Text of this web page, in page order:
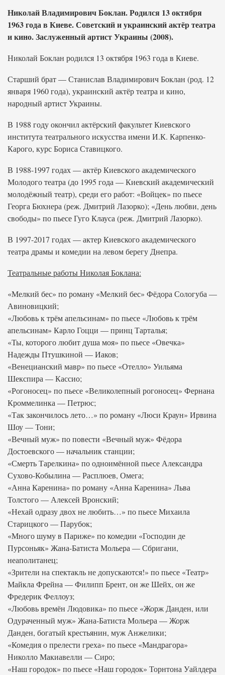
Николай Владимирович Боклан. Родился 13 октября
1963 года в Киеве. Советский и украинский актёр театра
и кино. Заслуженный артист Украины (2008).
Николай Боклан родился 13 октября 1963 года в Киеве.
Старший брат — Станислав Владимирович Боклан (род. 12
января 1960 года), украинский актёр театра и кино,
народный артист Украины.
В 1988 году окончил актёрский факультет Киевского
института театрального искусства имени И.К. Карпенко-
Карого, курс Бориса Ставицкого.
В 1988-1997 годах — актёр Киевского академического
Молодого театра (до 1995 года — Киевский академический
молодёжный театр), среди его работ: «Войцек» по пьесе
Георга Бюхнера (реж. Дмитрий Лазорко); «День любви, день
свободы» по пьесе Гуго Клауса (реж. Дмитрий Лазорко).
В 1997-2017 годах — актер Киевского академического
театра драмы и комедии на левом берегу Днепра.
Театральные работы Николая Боклана:
«Мелкий бес» по роману «Мелкий бес» Фёдора Сологуба —
Авиновицкий;
«Любовь к трём апельсинам» по пьесе «Любовь к трём
апельсинам» Карло Гоцци — принц Тарталья;
«Ты, которого любит душа моя» по пьесе «Овечка»
Надежды Птушкиной — Иаков;
«Венецианский мавр» по пьесе «Отелло» Уильяма
Шекспира — Кассио;
«Рогоносец» по пьесе «Великолепный рогоносец» Фернана
Кроммелинка — Петрюс;
«Так закончилось лето…» по роману «Люси Краун» Ирвина
Шоу — Тони;
«Вечный муж» по повести «Вечный муж» Фёдора
Достоевского — начальник станции;
«Смерть Тарелкина» по одноимённой пьесе Александра
Сухово-Кобылина — Расплюев, Омега;
«Анна Каренина» по роману «Анна Каренина» Льва
Толстого — Алексей Вронский;
«Нехай одразу двох не любить…» по пьесе Михаила
Старицкого — Парубок;
«Много шуму в Париже» по комедии «Господин де
Пурсоньяк» Жана-Батиста Мольера — Сбригани,
неаполитанец;
«Зрители на спектакль не допускаются!» по пьесе «Театр»
Майкла Фрейна — Филипп Брент, он же Шейх, он же
Фредерик Феллоуз;
«Любовь времён Людовика» по пьесе «Жорж Данден, или
Одураченный муж» Жана-Батиста Мольера — Жорж
Данден, богатый крестьянин, муж Анжелики;
«Комедия о прелести греха» по пьесе «Мандрагора»
Николло Макиавелли — Сиро;
«Наш городок» по пьесе «Наш городок» Торнтона Уайлдера